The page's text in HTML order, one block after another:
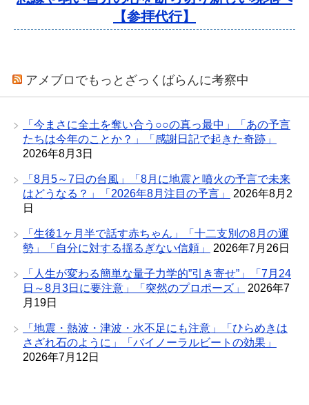
【参拝代行】
アメブロでもっとざっくばらんに考察中
「今まさに全土を奪い合う○○の真っ最中」「あの予言
たちは今年のことか？」「感謝日記で起きた奇跡」
2026年8月3日
「8月5～7日の台風」「8月に地震と噴火の予言で未来
はどうなる？」「2026年8月注目の予言」
2026年8月2
日
「生後1ヶ月半で話す赤ちゃん」「十二支別の8月の運
勢」「自分に対する揺るぎない信頼」
2026年7月26日
「人生が変わる簡単な量子力学的”引き寄せ”」「7月24
日～8月3日に要注意」「突然のプロポーズ」
2026年7
月19日
「地震・熱波・津波・水不足にも注意」「ひらめきは
さざれ石のように」「バイノーラルビートの効果」
2026年7月12日